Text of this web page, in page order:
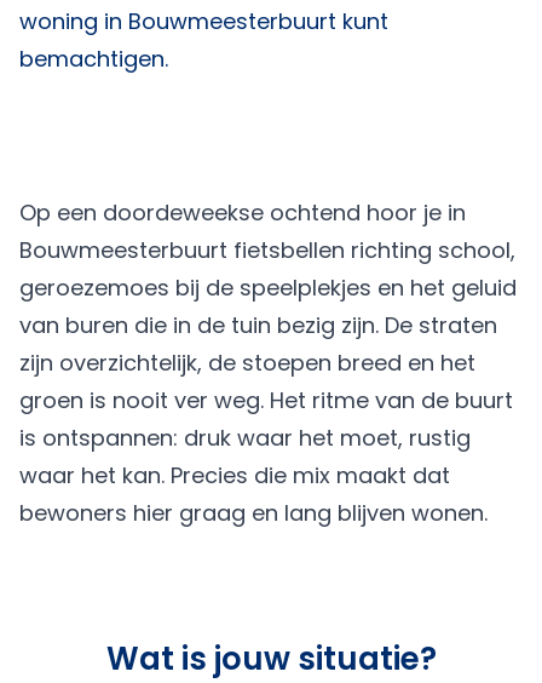
woning in Bouwmeesterbuurt kunt
bemachtigen.
Op een doordeweekse ochtend hoor je in
Bouwmeesterbuurt fietsbellen richting school,
geroezemoes bij de speelplekjes en het geluid
van buren die in de tuin bezig zijn. De straten
zijn overzichtelijk, de stoepen breed en het
groen is nooit ver weg. Het ritme van de buurt
is ontspannen: druk waar het moet, rustig
waar het kan. Precies die mix maakt dat
bewoners hier graag en lang blijven wonen.
Wat is jouw situatie?